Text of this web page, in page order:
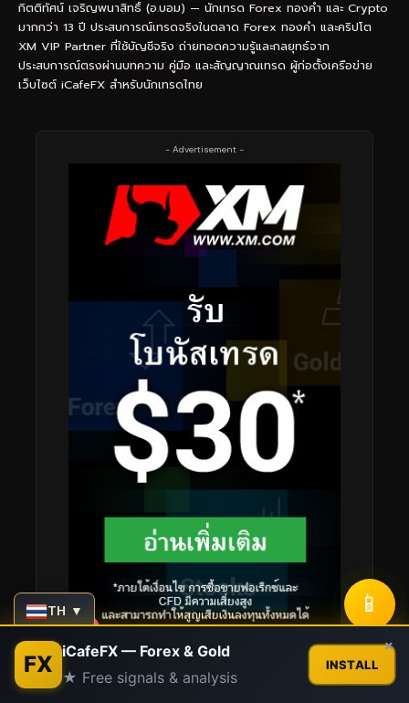
กิตติทัศน์ เจริญพนาสิทธิ์ (อ.บอม) — นักเทรด Forex ทองคำ และ Crypto
มากกว่า 13 ปี ประสบการณ์เทรดจริงในตลาด Forex ทองคำ และคริปโต
XM VIP Partner ที่ใช้บัญชีจริง ถ่ายทอดความรู้และกลยุทธ์จาก
ประสบการณ์ตรงผ่านบทความ คู่มือ และสัญญาณเทรด ผู้ก่อตั้งเครือข่าย
เว็บไซต์ iCafeFX สำหรับนักเทรดไทย
- Advertisement -
TH ▼ 📱
FX iCafeFX — Forex & Gold
★ Free signals & analysis
INSTALL
×
Contact us
Open